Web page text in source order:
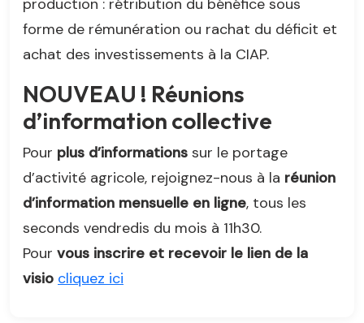
production : rétribution du bénéfice sous
forme de rémunération ou rachat du déficit et
achat des investissements à la CIAP.
NOUVEAU ! Réunions
d’information collective
Pour plus d’informations sur le portage
d’activité agricole, rejoignez-nous à la réunion
d’information mensuelle en ligne, tous les
seconds vendredis du mois à 11h30.
Pour vous inscrire et recevoir le lien de la
visio cliquez ici